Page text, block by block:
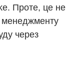
Проте, це не
менеджменту
через